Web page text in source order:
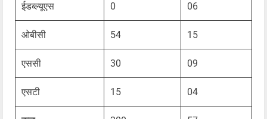
ईडब्ल्यूएस 0 06
ओबीसी 54 15
एससी 30 09
एसटी 15 04